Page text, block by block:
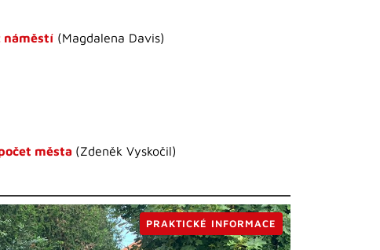
náměstí (Magdalena Davis)
města (Zdeněk Vyskočil)
PRAKTICKÉ INFORMACE